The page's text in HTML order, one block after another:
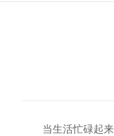
当生活忙碌起